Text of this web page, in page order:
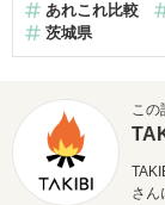
あれこれ比較
茨城県
この
さん